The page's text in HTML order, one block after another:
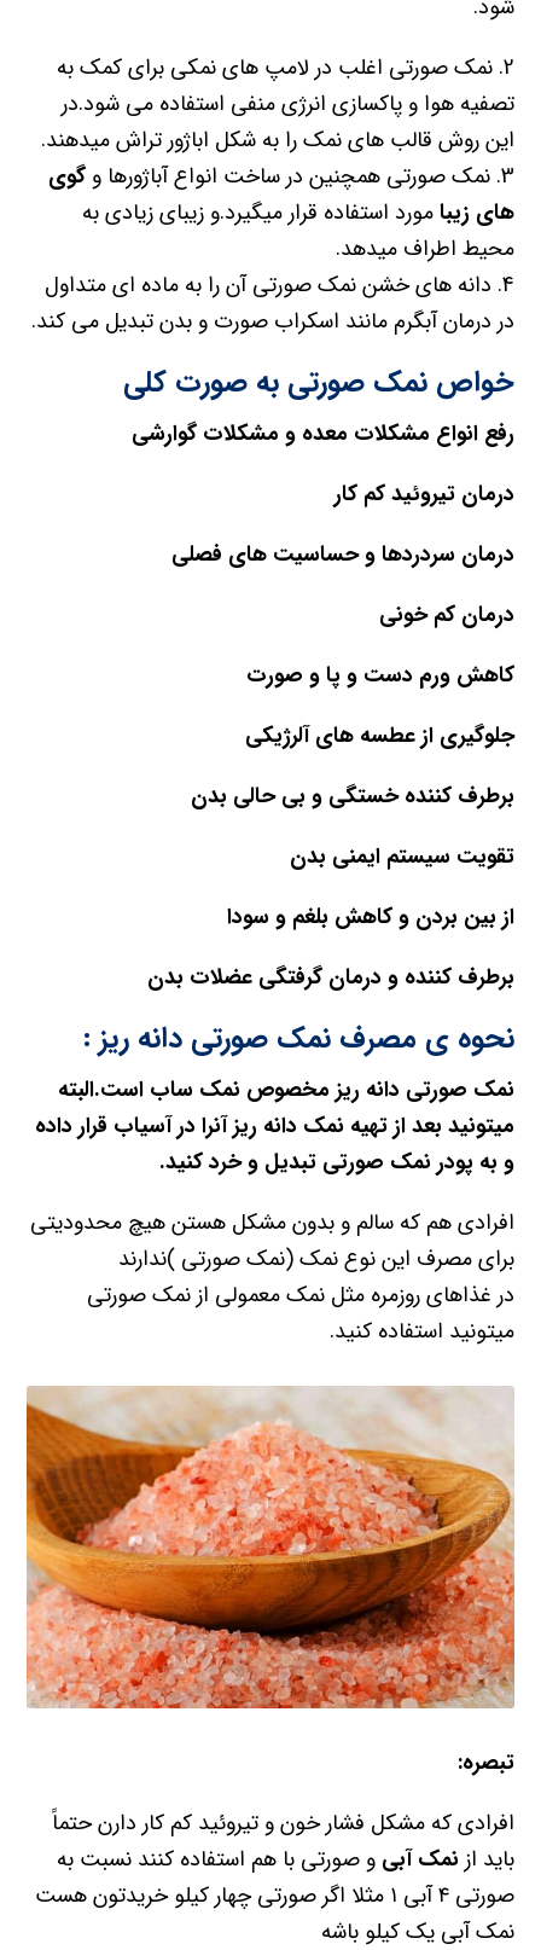
شود.
2. نمک صورتی اغلب در لامپ های نمکی برای کمک به
تصفیه هوا و پاکسازی انرژی منفی استفاده می شود.در
این روش قالب های نمک را به شکل اباژور تراش میدهند.
3. نمک صورتی همچنین در ساخت انواع آباژورها و
گوی
های زیبامورد استفاده قرار میگیرد.و زیبای زیادی به
محیط اطراف میدهد.
4. دانه های خشن نمک صورتی آن را به ماده ای متداول
در درمان آبگرم مانند اسکراب صورت و بدن تبدیل می کند.
خواص نمک صورتی به صورت کلی
رفع انواع مشکلات معده و مشکلات گوارشی
درمان تیروئید کم کار
درمان سردردها و حساسیت های فصلی
درمان کم خونی
کاهش ورم دست و پا و صورت
جلوگیری از عطسه های آلرژیکی
برطرف کننده خستگی و بی حالی بدن
تقویت سیستم ایمنی بدن
از بین بردن و کاهش بلغم و سودا
برطرف کننده و درمان گرفتگی عضلات بدن
نحوه ی مصرف نمک صورتی دانه ریز :
نمک صورتی دانه ریز مخصوص نمک ساب است.البته
میتونید بعد از تهیه نمک دانه ریز آنرا در آسیاب قرار داده
و به پودر نمک صورتی تبدیل و خرد کنید.
افرادی هم که سالم و بدون مشکل هستن هیچ محدودیتی
برای مصرف این نوع نمک (نمک صورتی )ندارند
در غذاهای روزمره مثل نمک معمولی از نمک صورتی
میتونید استفاده کنید.
تبصره:
افرادی که مشکل فشار خون و تیروئید کم کار دارن حتماً
باید از نمک آبی و صورتی با هم استفاده کنند نسبت به
صورتی ۴ آبی ۱ مثلا اگر صورتی چهار کیلو خریدتون هست
نمک آبی یک کیلو باشه